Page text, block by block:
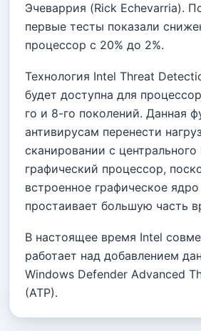
Эчеваррия (Rick Echevarria).
первые тесты показали
процессор с 20% до 2%.
Технология Intel Threat
будет доступна для
го и 8-го поколений. Данная
антивирусам перенести
сканировании с
графический процессор,
встроенное графическое
простаивает большую часть
В настоящее время Intel
работает над добавлением
Windows Defender Advanced
(ATP).